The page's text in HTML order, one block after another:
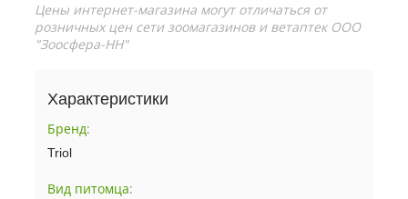
Цены интернет-магазина могут отличаться от
розничных цен сети зоомагазинов и ветаптек ООО
"Зоосфера-НН"
Характеристики
Бренд:
Triol
Вид питомца: